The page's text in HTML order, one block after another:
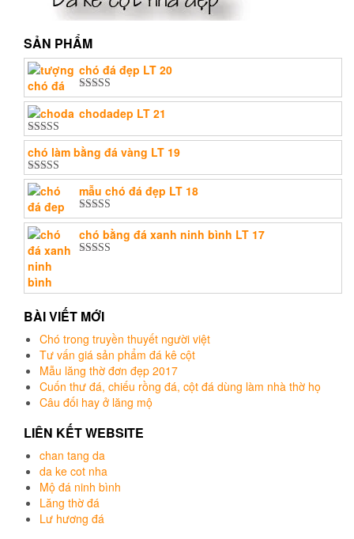
SẢN PHẨM
chó đá đẹp LT 20
Được xếp
hạng5.005
sao
chodadep LT 21
Được xếp
hạng 5.00 5
sao
chó làm bằng đá vàng LT 19
Được xếp
hạng5.00
5
sao
mẫu chó đá đẹp LT 18
Được xếp
hạng5.005
sao
chó bằng đá xanh ninh bình LT 17
BÀI VIẾT MỚI
Chó trong truyền thuyết người việt
Tư vấn giá sản phẩm đá kê cột
Mẫu lăng thờ đơn đẹp 2017
Cuốn thư đá, chiếu rồng đá, cột đá dùng làm nhà thờ họ
Câu đối hay ở lăng mộ
LIÊN KẾT WEBSITE
chan tang da
da ke cot nha
Mộ đá ninh bình
Lăng thờ đá
Lư hương đá